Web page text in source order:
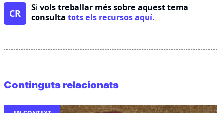
CR
Si vols treballar més sobre aquest tema
consulta tots els recursos aquí.
Continguts relacionats